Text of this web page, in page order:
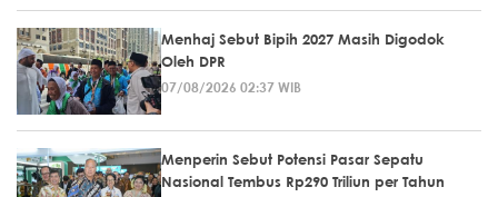
Menhaj Sebut Bipih 2027 Masih Digodok
Oleh DPR
07/08/2026 02:37 WIB
Menperin Sebut Potensi Pasar Sepatu
Nasional Tembus Rp290 Triliun per Tahun